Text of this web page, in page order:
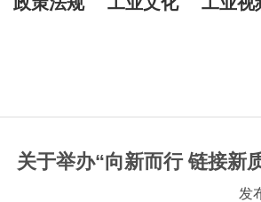
关于举办“向新而行 链接新
发